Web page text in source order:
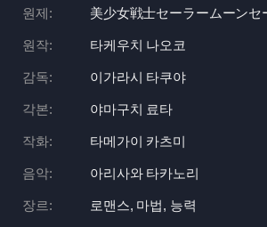
원제: 美少女戦士セーラームーンセ
원작: 타케우치 나오코
감독: 이가라시 타쿠야
각본: 야마구치 료타
작화: 타메가이 카츠미
음악: 아리사와 타카노리
장르: 로맨스, 마법, 능력